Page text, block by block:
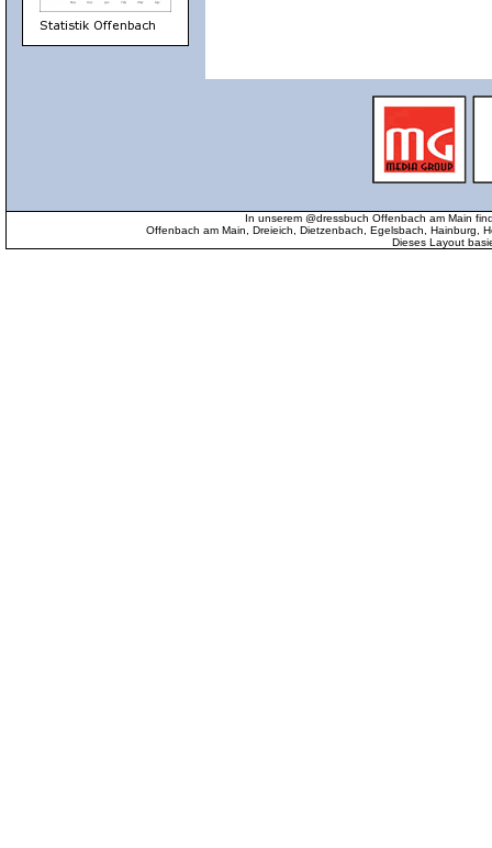
In unserem @dressbuch Offenbach am Main
Offenbach am Main, Dreieich, Dietzenbach, Egelsbach, Hainburg,
Dieses Layout